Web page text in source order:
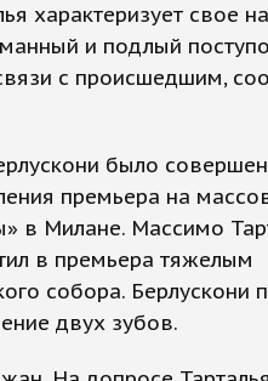
характеризует свое
и подлый
с происшедшим,
было
премьера на
в Милане. Массимо
в премьера тяжелым
собора. Берлускони
двух зубов.